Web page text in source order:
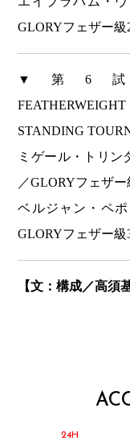
GLORYフェザー級
▼第6試合
FEATHERWEIGHT
STANDING
ミゲール・トリン
／GLORYフェザー
ベルジャン・ペポ
GLORYフェザー級
【文：構成／高須
24H